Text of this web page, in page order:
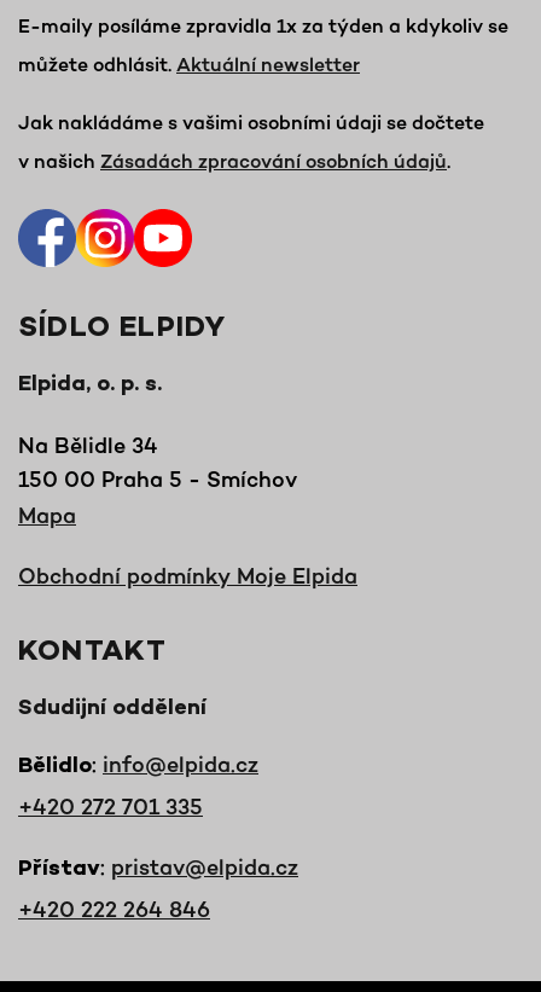
E-maily posíláme zpravidla 1x za týden a kdykoliv se
můžete odhlásit. Aktuální newsletter
Jak nakládáme s vašimi osobními údaji se dočtete
v našich Zásadách zpracování osobních údajů.
SÍDLO ELPIDY
Elpida, o. p. s.
Na Bělidle 34
150 00 Praha 5 - Smíchov
Mapa
Obchodní podmínky Moje Elpida
KONTAKT
Sdudijní oddělení
Bělidlo: info@elpida.cz
+420 272 701 335
Přístav: pristav@elpida.cz
+420 222 264 846